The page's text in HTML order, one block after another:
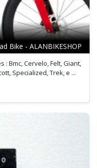
Bike - ALANBIKESHOP
Bmc, Cervelo, Felt, Giant,
Specialized, Trek, e ...